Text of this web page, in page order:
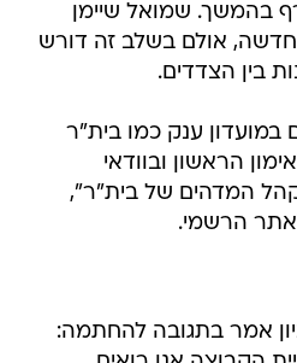
בהמשך. שמואל שיימן
אולם בשלב זה דורש
בין הצדדים.
במועדון ענק כמו בית"ר
הראשון ובוודאי
המדהים של בית"ר",
אמר בתגובה להחתמה: